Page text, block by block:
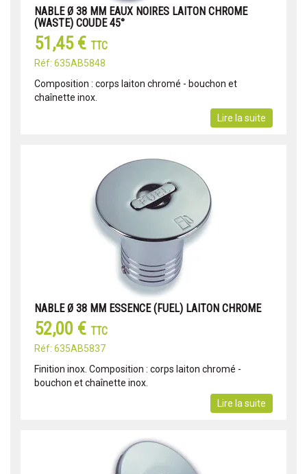
NABLE Ø 38 MM EAUX NOIRES LAITON CHROME
(WASTE) COUDE 45°
51,45 € TTC
Réf: 635AB5848
Composition : corps laiton chromé - bouchon et
chaînette inox.
Lire la suite
NABLE Ø 38 MM ESSENCE (FUEL) LAITON CHROME
52,00 € TTC
Réf: 635AB5837
Finition inox. Composition : corps laiton chromé -
bouchon et chaînette inox.
Lire la suite